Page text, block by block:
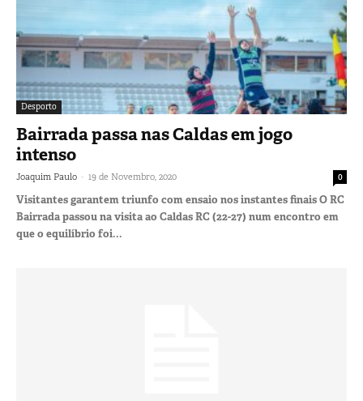
Desporto
Bairrada passa nas Caldas em jogo
intenso
Joaquim Paulo - 19 de Novembro, 2020 0
Visitantes garantem triunfo com ensaio nos instantes finais O RC
Bairrada passou na visita ao Caldas RC (22-27) num encontro em
que o equilíbrio foi...